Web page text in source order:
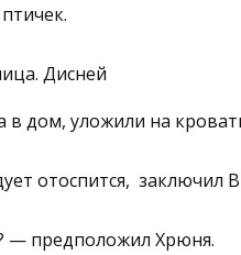
в дом, уложили на
отоспится,
— предположил Хрюня.